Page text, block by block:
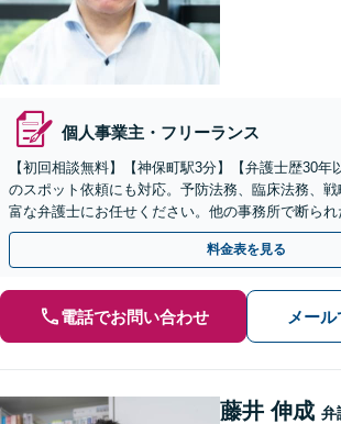
個人事業主・フリーランス
【初回相談無料】【神保町駅3分】【弁護士歴30年
のスポット依頼にも対応。予防法務、臨床法務、
富な弁護士にお任せください。他の事務所で断ら
相談を【事前予約で休日・夜間面談可】【WEB面
料金表を見る
電話でお問い合わせ メー
藤井 伸成 弁